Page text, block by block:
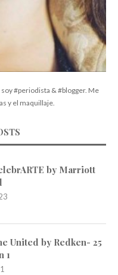
#periodista & #blogger. Me
y el maquillaje.
by Marriott
United by Redken- 25
1